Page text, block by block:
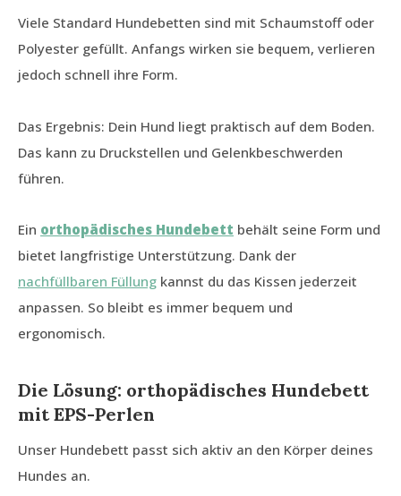
Viele Standard Hundebetten sind mit Schaumstoff oder
Polyester gefüllt. Anfangs wirken sie bequem, verlieren
jedoch schnell ihre Form.
Das Ergebnis: Dein Hund liegt praktisch auf dem Boden.
Das kann zu Druckstellen und Gelenkbeschwerden
führen.
Ein orthopädisches Hundebett behält seine Form und
bietet langfristige Unterstützung. Dank der
nachfüllbaren Füllung kannst du das Kissen jederzeit
anpassen. So bleibt es immer bequem und
ergonomisch.
Die Lösung: orthopädisches Hundebett
mit EPS-Perlen
Unser Hundebett passt sich aktiv an den Körper deines
Hundes an.